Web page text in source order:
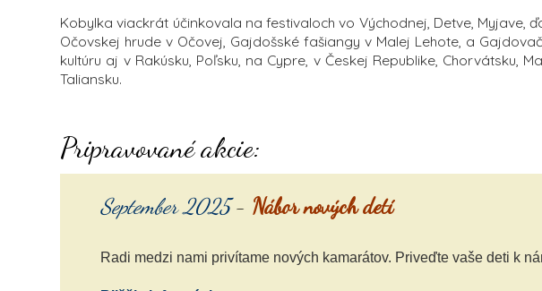
Kobylka viackrát účinkovala na festivaloch vo Východnej, Detve, Myjave,
Očovskej hrude v Očovej, Gajdošské fašiangy v Malej Lehote, a
kultúru aj v Rakúsku, Poľsku, na Cypre, v Českej Republike, Chorvátsku,
Taliansku.
Pripravované akcie:
September 2025- Nábor nových detí
Radi medzi nami privítame nových kamarátov. Priveďte vaše deti k